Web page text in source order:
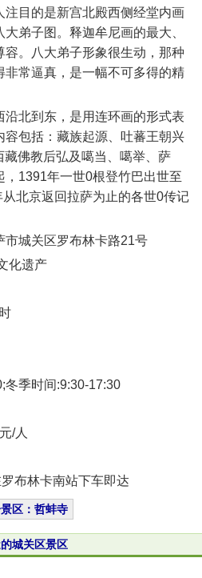
目的是新宫北殿西侧经堂内画
弟子图。释迦牟尼画的最大、
。八大弟子形象很生动，那种
常逼真，是一幅不可多得的精
北到东，是用连环画的形式表
包括：藏族起源、吐蕃王朝兴
佛教后弘及噶当、噶举、萨
，1391年一世0根登竹巴出世至
北京返回拉萨为止的各世0传记
城关区罗布林卡路21号
化遗产
季时间:9:30-17:30
/人
布林卡南站下车即达
区：哲蚌寺
城关区景区